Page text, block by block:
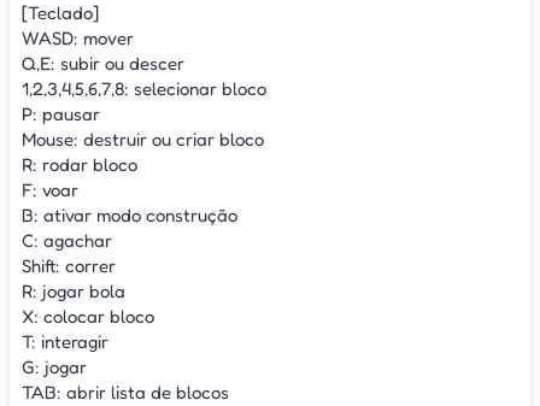
[Teclado]
WASD: mover
Q,E: subir ou descer
1,2,3,4,5,6,7,8: selecionar bloco
P: pausar
Mouse: destruir ou criar bloco
R: rodar bloco
F: voar
B: ativar modo construção
C: agachar
Shift: correr
R: jogar bola
X: colocar bloco
T: interagir
G: jogar
TAB: abrir lista de blocos